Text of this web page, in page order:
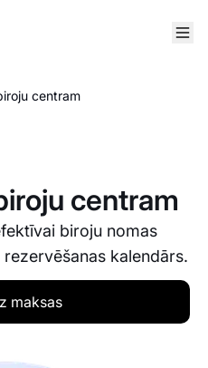
centram
centram
biroju nomas
kalendārs.
maksas